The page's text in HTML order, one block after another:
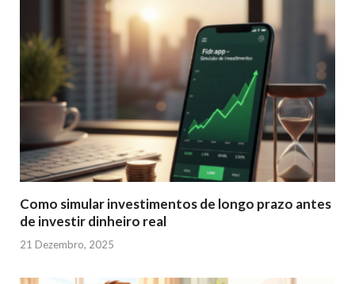
Como simular investimentos de longo prazo antes
de investir dinheiro real
21 Dezembro, 2025